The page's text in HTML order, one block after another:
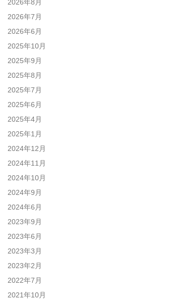
2026年8月
2026年7月
2026年6月
2025年10月
2025年9月
2025年8月
2025年7月
2025年6月
2025年4月
2025年1月
2024年12月
2024年11月
2024年10月
2024年9月
2024年6月
2023年9月
2023年6月
2023年3月
2023年2月
2022年7月
2021年10月